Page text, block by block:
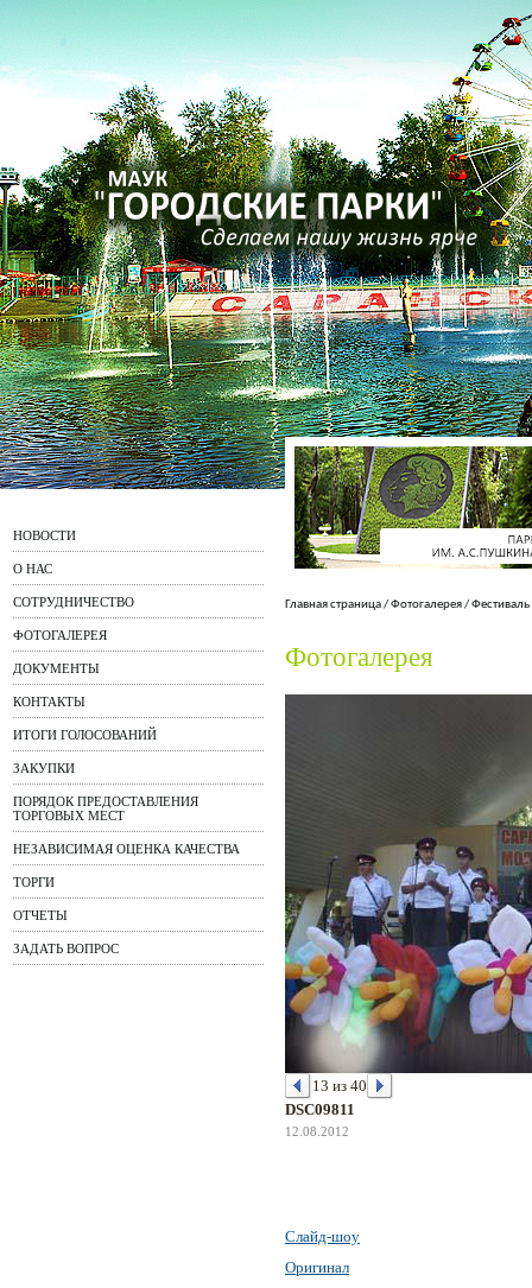
НОВОСТИ
О НАС
СОТРУДНИЧЕСТВО
ФОТОГАЛЕРЕЯ
ДОКУМЕНТЫ
КОНТАКТЫ
ИТОГИ ГОЛОСОВАНИЙ
ЗАКУПКИ
ПОРЯДОК ПРЕДОСТАВЛЕНИЯ
ТОРГОВЫХ МЕСТ
НЕЗАВИСИМАЯ ОЦЕНКА КАЧЕСТВА
ТОРГИ
ОТЧЕТЫ
ЗАДАТЬ ВОПРОС
Главная страница/Фотогалерея/
Фотогалерея
13 из 40
DSC09811
12.08.2012
Слайд-шоу
Оригинал